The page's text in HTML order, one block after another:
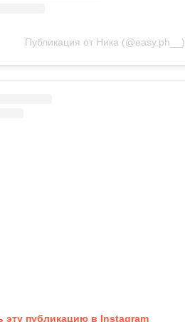
Публикация от Ника (@easy.ph__)
эту публикацию в Instagram